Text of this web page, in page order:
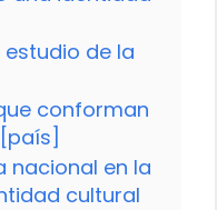
de la
conforman
nacional en la
cultural